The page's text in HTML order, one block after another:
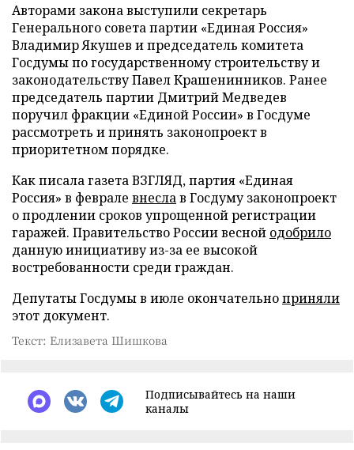
Авторами закона выступили секретарь
Генерального совета партии «Единая Россия»
Владимир Якушев и председатель комитета
Госдумы по государственному строительству и
законодательству Павел Крашенинников. Ранее
председатель партии Дмитрий Медведев
поручил фракции «Единой России» в Госдуме
рассмотреть и принять законопроект в
приоритетном порядке.
Как писала газета ВЗГЛЯД, партия «Единая
Россия» в феврале внеслав Госдуму законопроект
о продлении сроков упрощенной регистрации
гаражей. Правительство России весной одобрило
данную инициативу из-за ее высокой
востребованности среди граждан.
Депутаты Госдумы в июле окончательноприняли
этот документ.
Текст: Елизавета Шишкова
Подписывайтесь на наши
каналы